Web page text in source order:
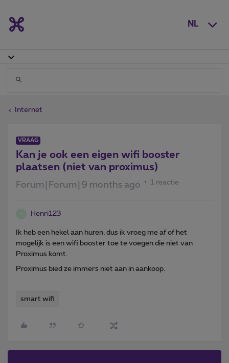
NL
Internet
VRAAG
Kan je ook een eigen wifi booster
plaatsen (niet van proximus)
Forum|Forum|9 months ago 1 reactie
Henri123
Ik heb een hekel aan huren, dus ik vroeg me af of het
mogelijk is een wifi booster toe te voegen die niet van
Proximus komt.
Proximus bied ze immers niet aan in aankoop.
smart wifi